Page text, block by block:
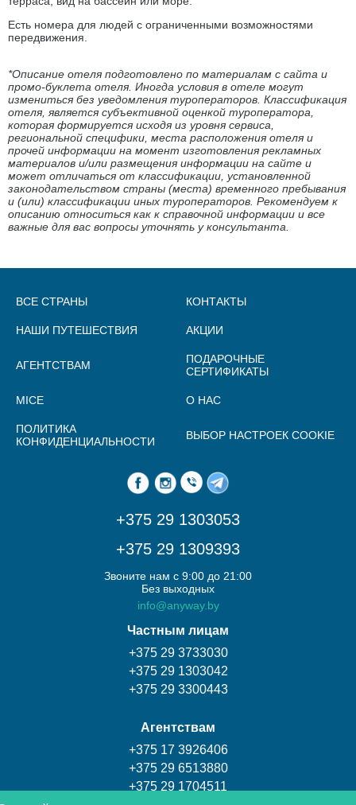
Есть номера для людей с ограниченными возможностями
передвижения.
*Описание отеля подготовлено по материалам с сайта и
промо-буклета отеля. Иногда условия в отеле могут
измениться без уведомления туроператоров. Классификация
отеля, является субъективной оценкой туроператора,
которая формируется исходя из уровня сервиса,
региональной специфики, места расположения отеля и
прочей информации на момент изготовления рекламных
материалов и/или размещения информации на сайте и
может отличаться от классификации, установленной
законодательством страны (места) временного пребывания
и (или) классификации иных туроператоров. Рекомендуем к
описанию относиться как к справочной информации и все
важные для вас вопросы уточнять у консультанта.
ВСЕ СТРАНЫ КОНТАКТЫ
НАШИ ПУТЕШЕСТВИЯ АКЦИИ
АГЕНТСТВАМ
ПОДАРОЧНЫЕ
СЕРТИФИКАТЫ
MICE О НАС
ПОЛИТИКА
КОНФИДЕНЦИАЛЬНОСТИ
ВЫБОР НАСТРОЕК COOKIE
+375 29 1303053
+375 29 1309393
Звоните нам с 9:00 до 21:00
Без выходных
info@anyway.by
Частным лицам
+375 29 3733030
+375 29 1303042
+375 29 3300443
Агентствам
+375 17 3926406
+375 29 6513880
+375 29 1704511